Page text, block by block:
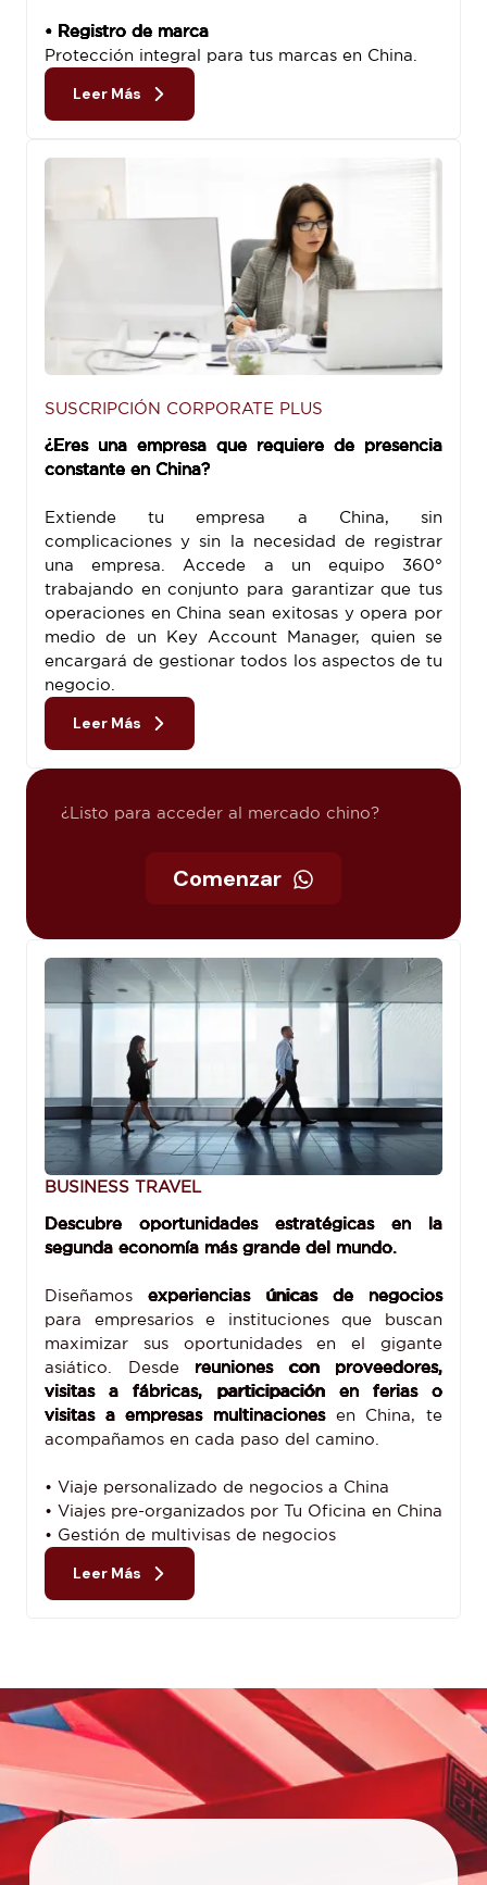
• Registro de marca
Protección integral para tus marcas en China.
Leer Más
SUSCRIPCIÓN CORPORATE PLUS
¿Eres una empresa que requiere de presencia
constante en China?
Extiende tu empresa a China, sin
complicaciones y sin la necesidad de registrar
una empresa. Accede a un equipo 360°
trabajando en conjunto para garantizar que tus
operaciones en China sean exitosas y opera por
medio de un Key Account Manager, quien se
encargará de gestionar todos los aspectos de tu
negocio.
Leer Más
¿Listo para acceder al mercado chino?
Comenzar
BUSINESS TRAVEL
Descubre oportunidades estratégicas en la
segunda economía más grande del mundo.
Diseñamosexperiencias únicas de negocios
para empresarios e instituciones que buscan
maximizar sus oportunidades en el gigante
asiático. Desde reuniones con proveedores,
visitas a fábricas, participación en ferias o
visitas a empresas multinacionesen China, te
acompañamos en cada paso del camino.
• Viaje personalizado de negocios a China
• Viajes pre-organizados por Tu Oficina en China
• Gestión de multivisas de negocios
Leer Más